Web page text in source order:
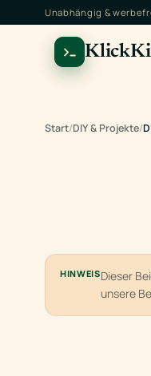
Unabhängig &
Start/DIY & Projekte/
HINWEISDieser
unsere